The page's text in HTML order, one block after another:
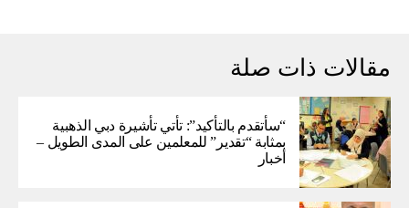
مقالات ذات صلة
“سأتقدم بالتأكيد”: تأتي تأشيرة دبي الذهبية
بمثابة “تقدير” للمعلمين على المدى الطويل –
أخبار